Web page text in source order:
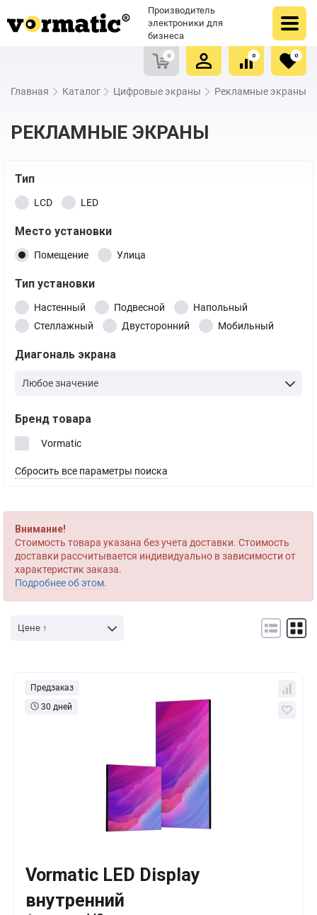
Производитель
электроники для
бизнеса
0
Очистить список сравнения
0
Очистить избранное
0
Главная Каталог Цифровые экраны Рекламные экраны
РЕКЛАМНЫЕ ЭКРАНЫ
Тип
LCD LED
Место установки
Помещение Улица
Тип установки
Настенный Подвесной
Напольный
Стеллажный
Двусторонний Мобильный
Диагональ экрана
Любое значение
Бренд товара
Vormatic
Сбросить все параметры поиска
Внимание!
Стоимость товара указана без учета доставки. Стоимость
доставки рассчитывается индивидуально в зависимости от
характеристик заказа.
Подробнее об этом.
Цене ↑
Предзаказ
30 дней
Vormatic LED Display
внутреннийВыгода